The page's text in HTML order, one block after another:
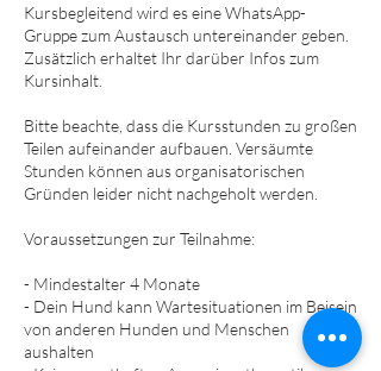
Kursbegleitend wird es eine WhatsApp-
Gruppe zum Austausch untereinander geben.
Zusätzlich erhaltet Ihr darüber Infos zum
Kursinhalt.
Bitte beachte, dass die Kursstunden zu großen
Teilen aufeinander aufbauen. Versäumte
Stunden können aus organisatorischen
Gründen leider nicht nachgeholt werden.
Voraussetzungen zur Teilnahme:
- Mindestalter 4 Monate
- Dein Hund kann Wartesituationen im Beisein
von anderen Hunden und Menschen
aushalten